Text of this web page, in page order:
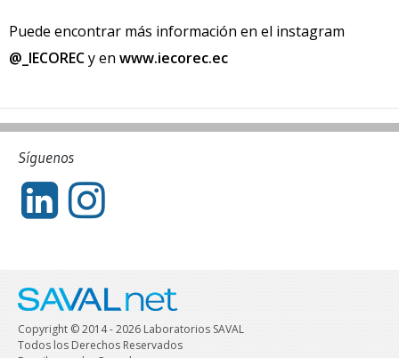
Puede encontrar más información en el instagram
@_IECORECy en www.iecorec.ec
Síguenos
Copyright © 2014 - 2026 Laboratorios SAVAL
Todos los Derechos Reservados